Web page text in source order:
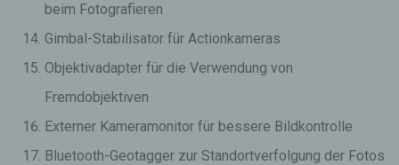
beim Fotografieren
Gimbal-Stabilisator für Actionkameras
Objektivadapter für die Verwendung von
Fremdobjektiven
Externer Kameramonitor für bessere Bildkontrolle
Bluetooth-Geotagger zur Standortverfolgung der Fotos